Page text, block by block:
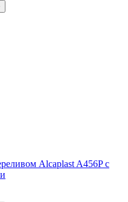
Alcaplast A456P c